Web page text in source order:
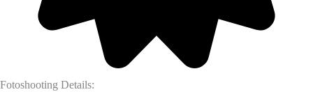
Fotoshooting Details: